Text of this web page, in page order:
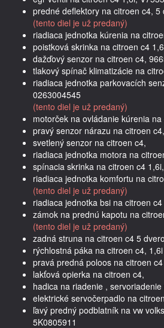
predné deflektory na citroen c4, 5
(tento diel je už predaný)
riadiaca jednotka kúrenia na
poistková skrinka na citroen c4
dažďový senzor na citroen c4,
tlakový spínač klimatizácie na
riadiaca jednotka parkovacích
0263004545
(tento diel je už predaný)
motorček na ovládanie kúrenia
pravý senzor nárazu na citroen
svetlený senzor na citroen c4,
riadiaca jednotka motora na
spínacia skrinka na citroen c4
riadiaca jednotka komfortu na
(tento diel je už predaný)
riadiaca jednotka bsi na citroen
zámok na prednú kapotu na
(tento diel je už predaný)
zadná struna na citroen c4 5
rýchlostná páka na citroen c4, 1,6i
pravá predná poloos na citroen
lakťová opierka na citroen c4,
hadica na riadenie ,
elektrické servočerpadlo na
ľavý predný podblatník na vw
5K0805911